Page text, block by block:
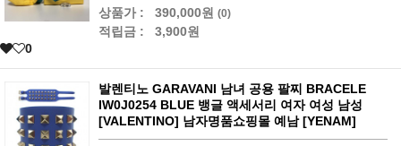
상품가 : 390,000원 (0)
적립금 :
3,900원
0
발렌티노 GARAVANI 남녀 공용 팔찌 BRACELE
IW0J0254 BLUE 뱅글 액세서리 여자 여성 남성
[VALENTINO] 남자명품쇼핑몰 예남 [YENAM]